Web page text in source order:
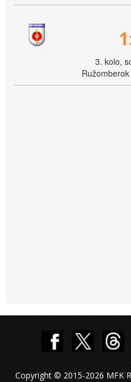
3. kolo,
Copyright © 2015-2026 MFK